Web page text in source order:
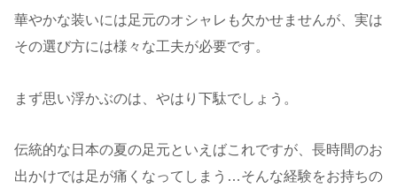
華やかな装いには足元のオシャレも欠かせませんが、実は
その選び方には様々な工夫が必要です。
まず思い浮かぶのは、やはり下駄でしょう。
伝統的な日本の夏の足元といえばこれですが、長時間のお
出かけでは足が痛くなってしまう…そんな経験をお持ちの